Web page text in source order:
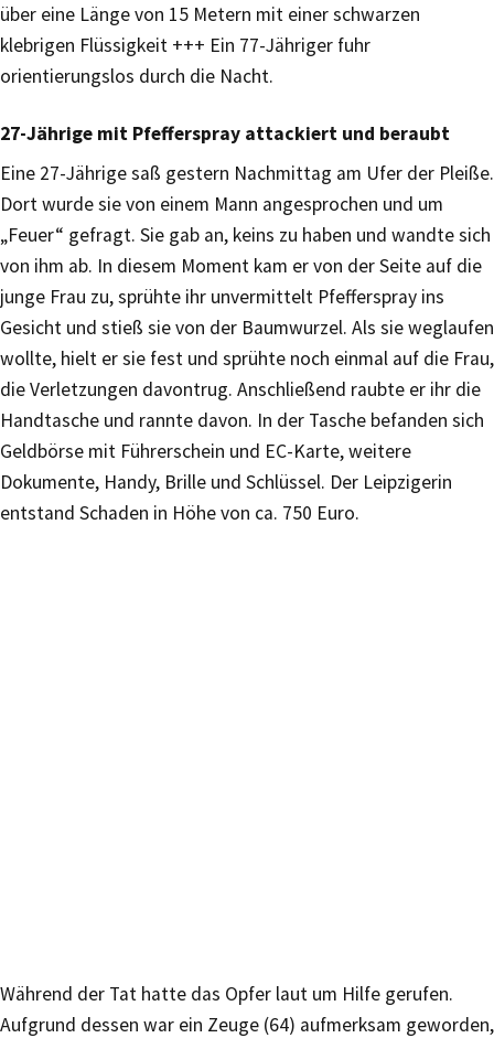
über eine Länge von 15 Metern mit einer schwarzen
klebrigen Flüssigkeit +++ Ein 77-Jähriger fuhr
orientierungslos durch die Nacht.
27-Jährige mit Pfefferspray attackiert und beraubt
Eine 27-Jährige saß gestern Nachmittag am Ufer der Pleiße.
Dort wurde sie von einem Mann angesprochen und um
„Feuer“ gefragt. Sie gab an, keins zu haben und wandte sich
von ihm ab. In diesem Moment kam er von der Seite auf die
junge Frau zu, sprühte ihr unvermittelt Pfefferspray ins
Gesicht und stieß sie von der Baumwurzel. Als sie weglaufen
wollte, hielt er sie fest und sprühte noch einmal auf die Frau,
die Verletzungen davontrug. Anschließend raubte er ihr die
Handtasche und rannte davon. In der Tasche befanden sich
Geldbörse mit Führerschein und EC-Karte, weitere
Dokumente, Handy, Brille und Schlüssel. Der Leipzigerin
entstand Schaden in Höhe von ca. 750 Euro.
Während der Tat hatte das Opfer laut um Hilfe gerufen.
Aufgrund dessen war ein Zeuge (64) aufmerksam geworden,